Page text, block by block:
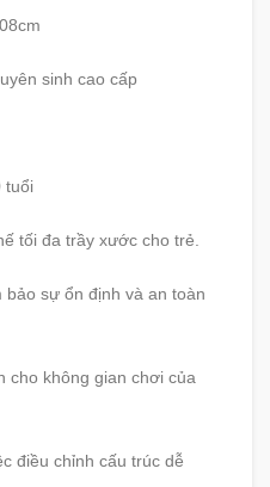
sinh cao cấp
tuổi
tối đa trầy xước cho trẻ.
sự ổn định và an toàn
cho không gian chơi của
điều chỉnh cấu trúc dễ